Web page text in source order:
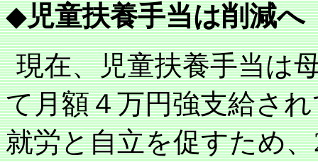
◆児童扶養手当は削減へ
現在、児童扶養手当は
て月額４万円強支給さ
就労と自立を促すため、